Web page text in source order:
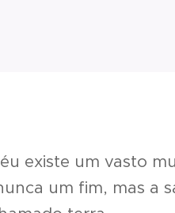
existe um vasto
um fim, mas a